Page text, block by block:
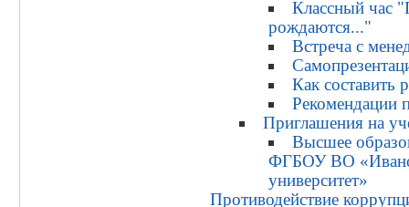
Классный час
рождаются..."
Встреча с
Как составить
Рекомендации
Приглашения на
Высшее
ФГБОУ ВО
университет»
Противодействие